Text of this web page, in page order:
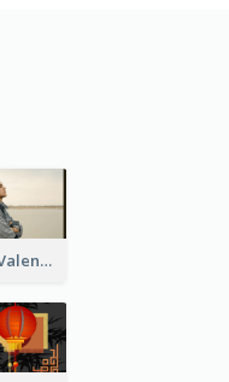
Black Minimal Photo Valentines Day Email Heade